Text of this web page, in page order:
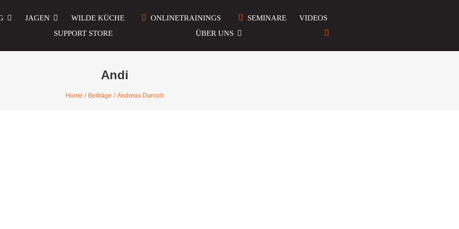
JAGEN WILDE KÜCHE ONLINETRAININGS SEMINARE
VIDEOS
SUPPORT STORE ÜBER UNS
Andi
Home Beiträge Andreas Dunsch